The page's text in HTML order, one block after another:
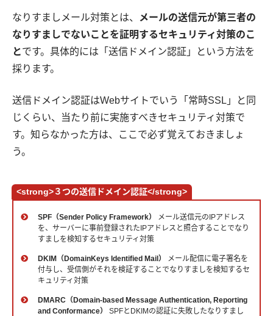
なりすましメール対策とは、
メールの送信元が第三者の
なりすましでないことを証明するセキュリティ対策のこ
とです。具体的には「送信ドメイン認証」という方法を
採ります。
送信ドメイン認証はWebサイトでいう「常時SSL」と同
じくらい、当たり前に実施すべきセキュリティ対策で
す。知らなかった方は、ここで必ず覚えておきましょ
う。
<strong>３つの送信ドメイン認証</strong>
SPF（Sender Policy Framework）
メール送信元のIPアドレス
を、サーバーに事前登録されたIPアドレスと照合することでなり
すましを検知するセキュリティ対策
DKIM（DomainKeys Identified Mail）
メール配信に電子署名を
付与し、受信側がそれを検証することでなりすましを検知するセ
キュリティ対策
DMARC（Domain-based Message Authentication, Reporting
and Conformance）
SPFとDKIMの認証に失敗したなりすまし